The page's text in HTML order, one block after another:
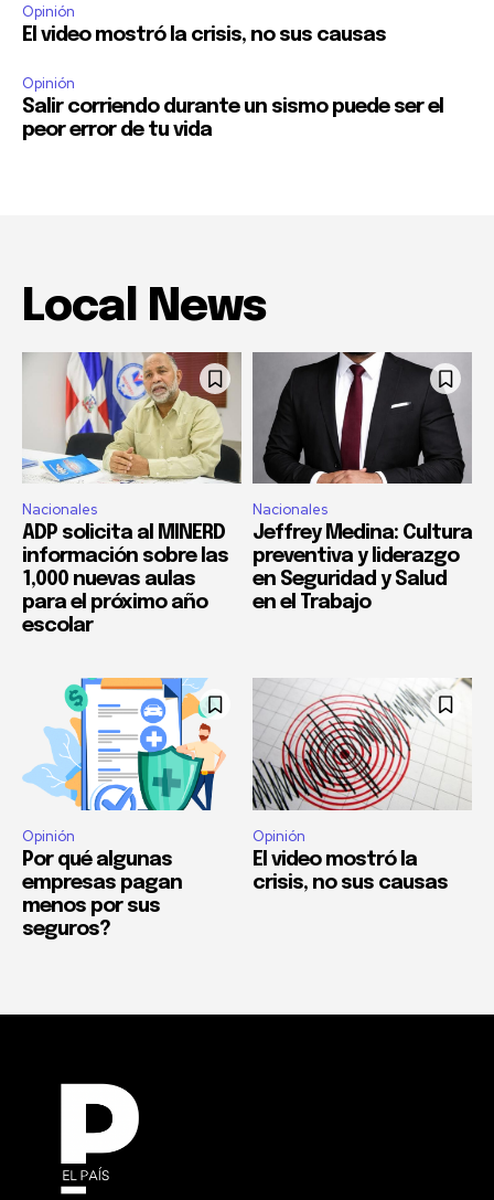
Opinión
El video mostró la crisis, no sus causas
Opinión
Salir corriendo durante un sismo puede ser el
peor error de tu vida
Local News
Nacionales
ADP solicita al MINERD
información sobre las
1,000 nuevas aulas
para el próximo año
escolar
Nacionales
Jeffrey Medina: Cultura
preventiva y liderazgo
en Seguridad y Salud
en el Trabajo
Opinión
Por qué algunas
empresas pagan
menos por sus
seguros?
Opinión
El video mostró la
crisis, no sus causas